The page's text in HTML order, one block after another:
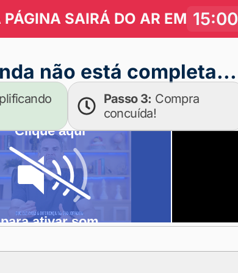
SAIRÁ DO AR EM 15:00
não está completa...
Passo 3: Compra
concuída!